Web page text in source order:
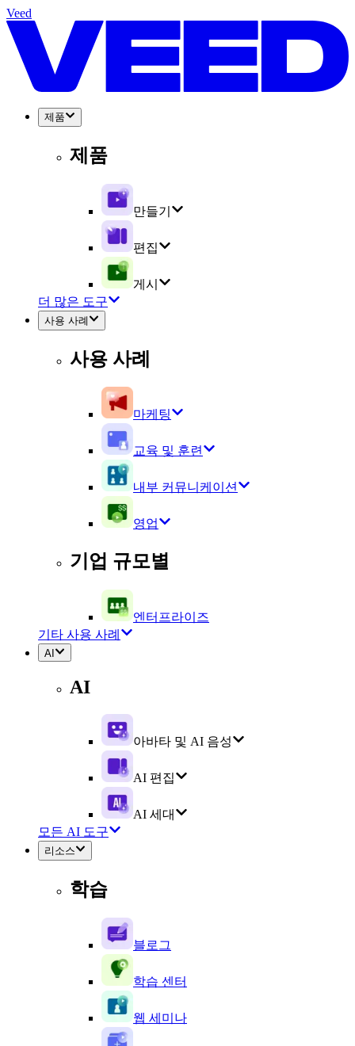
Veed
제품
제품
만들기
편집
게시
더 많은 도구
사용 사례
사용 사례
마케팅
교육 및 훈련
내부 커뮤니케이션
영업
기업 규모별
엔터프라이즈
기타 사용 사례
AI
AI
아바타 및 AI 음성
AI 편집
AI 세대
모든 AI 도구
리소스
학습
블로그
학습 센터
웹 세미나